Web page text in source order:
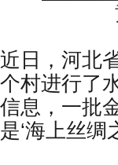
近日，河北
个村进行了
信息，一批
是‘海上丝绸